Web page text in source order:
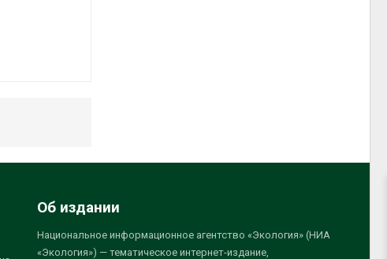
Об издании
Национальное информационное агентство «Экология» (НИА
«Экология») — тематическое интернет-издание,